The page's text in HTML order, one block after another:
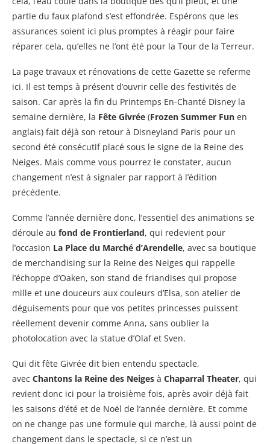
partie du faux plafond s’est effondrée. Espérons que les
assurances soient ici plus promptes à réagir pour faire
réparer cela, qu’elles ne l’ont été pour la Tour de la Terreur.
La page travaux et rénovations de cette Gazette se referme
ici. Il est temps à présent d’ouvrir celle des festivités de
saison. Car après la fin du Printemps En-Chanté Disney la
semaine dernière, la Fête Givrée (Frozen Summer Fun en
anglais) fait déjà son retour à Disneyland Paris pour un
second été consécutif placé sous le signe de la Reine des
Neiges. Mais comme vous pourrez le constater, aucun
changement n’est à signaler par rapport à l’édition
précédente.
Comme l’année dernière donc, l’essentiel des animations se
déroule au fond de Frontierland, qui redevient pour
l’occasion La Place du Marché d’Arendelle, avec sa boutique
de merchandising sur la Reine des Neiges qui rappelle
l’échoppe d’Oaken, son stand de friandises qui propose
mille et une douceurs aux couleurs d’Elsa, son atelier de
déguisements pour que vos petites princesses puissent
réellement devenir comme Anna, sans oublier la
photolocation avec la statue d’Olaf et Sven.
Qui dit fête Givrée dit bien entendu spectacle,
avec Chantons la Reine des Neiges à Chaparral Theater, qui
revient donc ici pour la troisième fois, après avoir déjà fait
les saisons d’été et de Noël de l’année dernière. Et comme
on ne change pas une formule qui marche, là aussi point de
changement dans le spectacle, si ce n’est un